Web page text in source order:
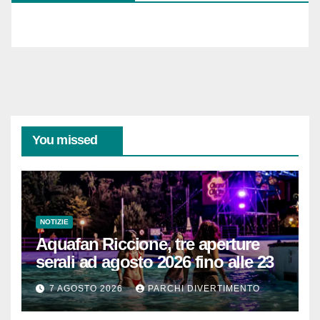
You missed
NOTIZIE
Aquafan Riccione, tre aperture
serali ad agosto 2026 fino alle 23
7 AGOSTO 2026 PARCHI DIVERTIMENTO